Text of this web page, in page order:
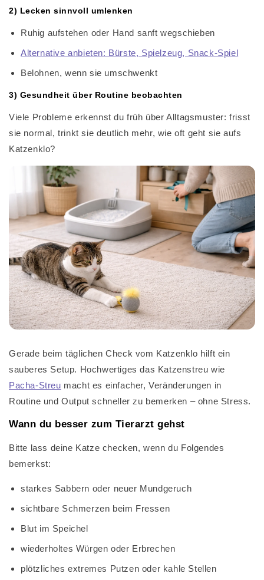
2) Lecken sinnvoll umlenken
Ruhig aufstehen oder Hand sanft wegschieben
Alternative anbieten: Bürste, Spielzeug, Snack-Spiel
Belohnen, wenn sie umschwenkt
3) Gesundheit über Routine beobachten
Viele Probleme erkennst du früh über Alltagsmuster: frisst
sie normal, trinkt sie deutlich mehr, wie oft geht sie aufs
Katzenklo?
Gerade beim täglichen Check vom Katzenklo hilft ein
sauberes Setup. Hochwertiges das Katzenstreu wie
Pacha-Streu macht es einfacher, Veränderungen in
Routine und Output schneller zu bemerken – ohne Stress.
Wann du besser zum Tierarzt gehst
Bitte lass deine Katze checken, wenn du Folgendes
bemerkst:
starkes Sabbern oder neuer Mundgeruch
sichtbare Schmerzen beim Fressen
Blut im Speichel
wiederholtes Würgen oder Erbrechen
plötzliches extremes Putzen oder kahle Stellen